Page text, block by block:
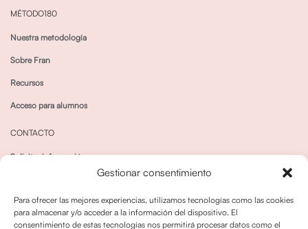
Gestionar consentimiento
Para ofrecer las mejores experiencias, utilizamos tecnologías como las cookies
para almacenar y/o acceder a la información del dispositivo. El
consentimiento de estas tecnologías nos permitirá procesar datos como el
MÉTODO180
Nuestra metodología
Sobre Fran
Recursos
Acceso para alumnos
CONTACTO
Solicitar información